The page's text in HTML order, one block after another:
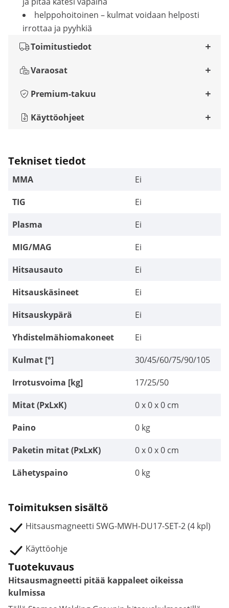
helppohoitoinen – kulmat voidaan helposti
irrottaa ja pyyhkiä
Toimitustiedot
Varaosat
Premium-takuu
Käyttöohjeet
Tekniset tiedot
MMA
Ei
TIG
Ei
Plasma
Ei
MIG/MAG
Ei
Hitsausauto
Ei
Hitsauskäsineet
Ei
Hitsauskypärä
Ei
Yhdistelmähiomakoneet
Ei
Kulmat [°]
30/45/60/75/90/105
Irrotusvoima [kg]
17/25/50
Mitat (PxLxK)
0 x 0 x 0 cm
Paino
0 kg
Paketin mitat (PxLxK)
0 x 0 x 0 cm
Lähetyspaino
0 kg
Toimituksen sisältö
Hitsausmagneetti SWG-MWH-DU17-SET-2 (4 kpl)
Käyttöohje
Tuotekuvaus
Hitsausmagneetti pitää kappaleet oikeissa
kulmissa